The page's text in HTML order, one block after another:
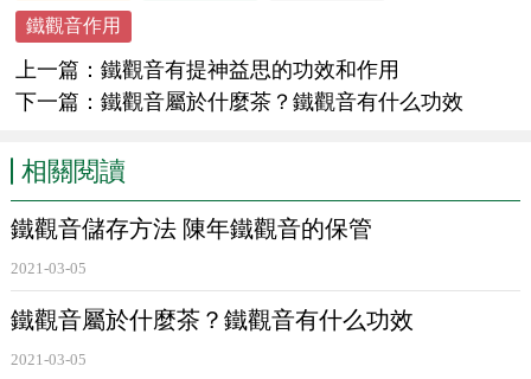
就認識到飲茶解酒的功效。古人常常「以酒澆愁 」，「以茶
醒酒」。唐朝詩人劉禹錫，有一天喝醉了酒，想起了白居易
有「六班茶」可以解酒，便差人送物換茶醒酒，被後人傳為
的酒精。而鐵觀音
消，故飲茶能解酒。
酚酸類物質，能使煙草中的尼古丁沉澱，排出體外。同時，
鐵觀音中的咖啡鹼能提高肝臟對藥物的代謝能力，促進血液
鐵觀音作用
上一篇：鐵觀音有提神益思的功效和作用
下一篇：鐵觀音屬於什麼茶？鐵觀音有什么功效
相關閱讀
鐵觀音儲存方法 陳年鐵觀音的保管
2021-03-05
鐵觀音屬於什麼茶？鐵觀音有什么功效
2021-03-05